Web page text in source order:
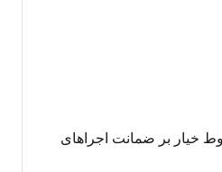
خیار بر ضمانت اجراهای